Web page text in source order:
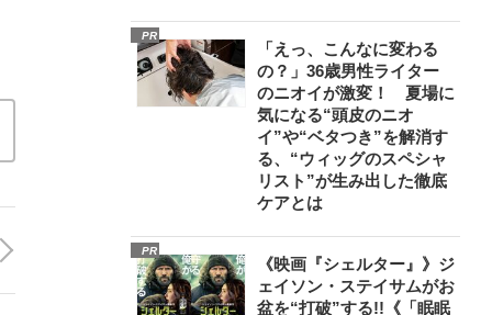
PR
「えっ、こんなに変わる
の？」36歳男性ライター
のニオイが激変！ 夏場に
気になる“頭皮のニオ
イ”や“ベタつき”を解消す
る、“ウィッグのスペシャ
リスト”が生み出した徹底
ケアとは
PR
《映画『シェルター』》ジ
ェイソン・ステイサムがお
盆を“打破”する!!《「眠眠